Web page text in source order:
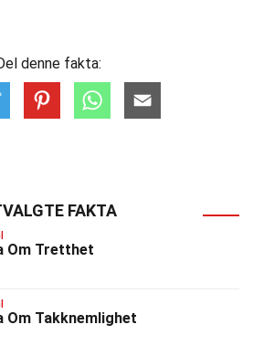
denne fakta:
FAKTA
Om Tretthet
Om Takknemlighet